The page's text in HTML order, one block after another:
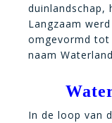
duinlandschap,
Langzaam
omgevormd tot
naam
In de loop van